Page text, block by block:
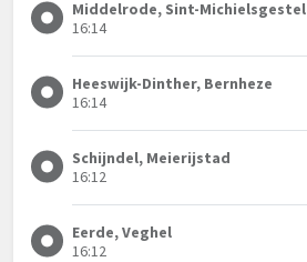
Middelrode, Sint-Michielsgestel
16:14
Heeswijk-Dinther, Bernheze
16:14
Schijndel, Meierijstad
16:12
Eerde, Veghel
16:12